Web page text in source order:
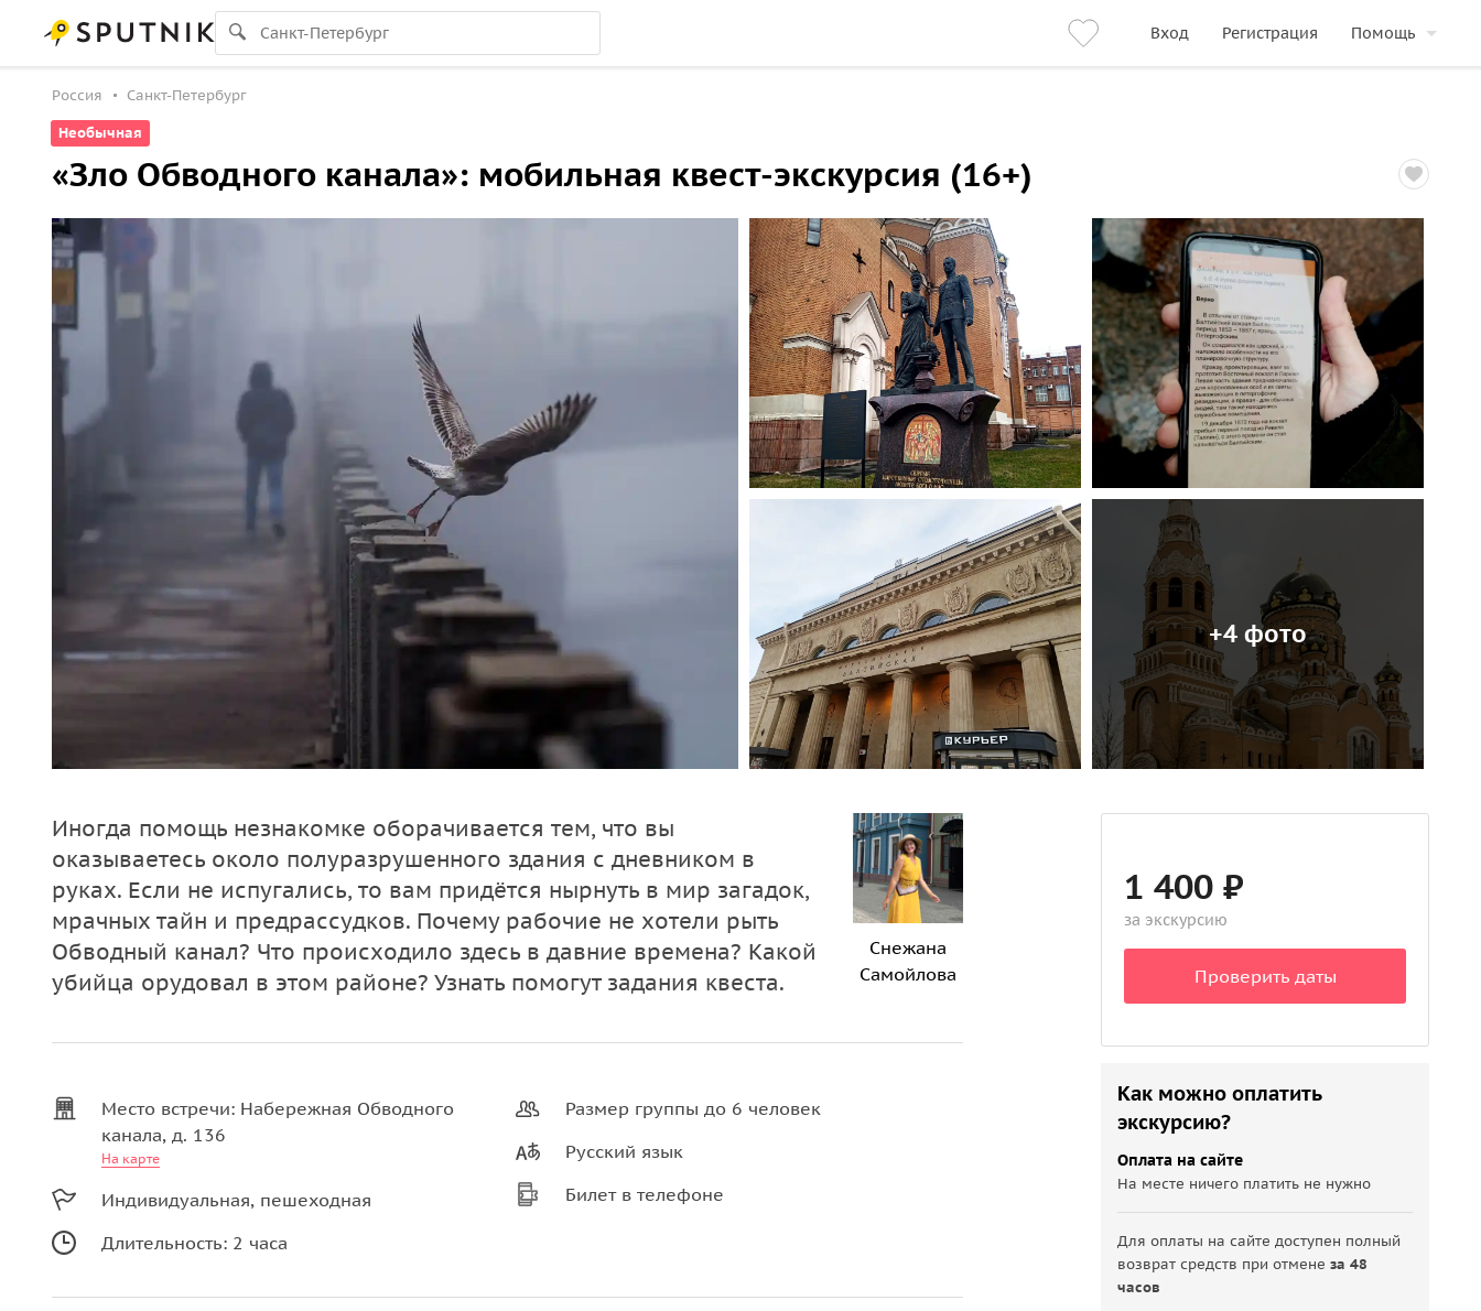
Вход Регистрация Помощь
Россия
Санкт-Петербург
Необычная
«Зло Обводного канала»: мобильная квест-экскурсия (16+)
+4 фото
Иногда помощь незнакомке оборачивается тем, что вы
оказываетесь около полуразрушенного здания с дневником в
руках. Если не испугались, то вам придётся нырнуть в мир загадок,
мрачных тайн и предрассудков. Почему рабочие не хотели рыть
Обводный канал? Что происходило здесь в давние времена? Какой
убийца орудовал в этом районе? Узнать помогут задания квеста.
Снежана
Самойлова
Место встречи: Набережная Обводного
канала, д. 136
На карте
Индивидуальная, пешеходная
Длительность: 2 часа
Размер группы до 6 человек
Русский язык
Билет в телефоне
1 400 ₽
за экскурсию
Проверить даты
Как можно оплатить
экскурсию?
Оплата на сайте
На месте ничего платить не нужно
Для оплаты на сайте доступен полный
возврат средств при отменеза 48
часов